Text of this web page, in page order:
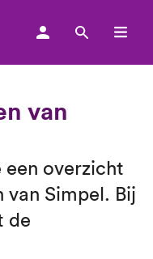
van
een overzicht
Simpel. Bij
de